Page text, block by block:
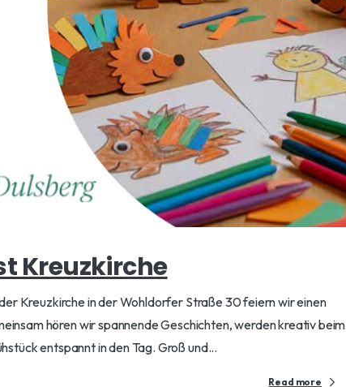
Kreuzkirche
Kreuzkirche in der Wohldorfer Straße 30 feiern wir einen
hören wir spannende Geschichten, werden kreativ beim
entspannt in den Tag. Groß und...
Read more